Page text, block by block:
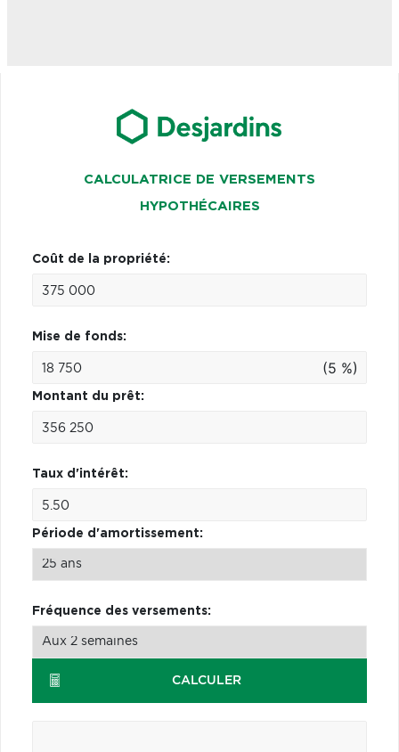
CALCULATRICE DE VERSEMENTS
HYPOTHÉCAIRES
Coût de la propriété:
Mise de fonds:
(5 %)
Montant du prêt:
Taux d'intérêt:
Période d'amortissement:
Fréquence des versements:
CALCULER